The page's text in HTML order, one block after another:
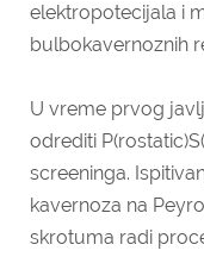
elektropotecijala i
bulbokavernoznih
U vreme prvog
odrediti
screeninga.
kavernoza na
skrotuma radi